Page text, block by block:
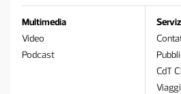
Multimedia
Video
Podcast
CdT